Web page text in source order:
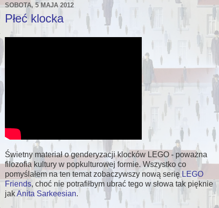
SOBOTA, 5 MAJA 2012
Płeć klocka
Świetny materiał o genderyzacji klocków LEGO - poważna
filozofia kultury w popkulturowej formie. Wszystko co
pomyślałem na ten temat zobaczywszy nową serię LEGO
Friends, choć nie potrafiłbym ubrać tego w słowa tak pięknie
jakAnita Sarkeesian.